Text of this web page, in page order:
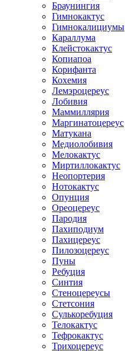
Браунингия
Гимнокактус
Гимнокалициумы
Караллума
Клейстокактус
Копиапоа
Корифанта
Кохемия
Лемэроцереус
Лобивия
Маммиллярия
Маргинатоцереус
Матукана
Медиолобивия
Мелокактус
Миртиллокактус
Неопортерия
Нотокактус
Опунция
Ореоцереус
Пародия
Пахиподиум
Пахицереус
Пилозоцереус
Пуны
Ребуция
Синтия
Стеноцереусы
Стетсония
Сулькоребуция
Телокактус
Тефрокактус
Трихоцереус